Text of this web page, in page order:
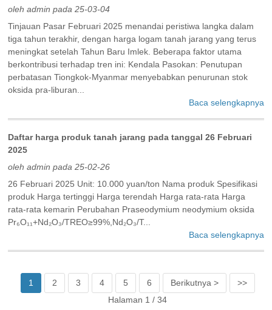
oleh admin pada 25-03-04
Tinjauan Pasar Februari 2025 menandai peristiwa langka dalam
tiga tahun terakhir, dengan harga logam tanah jarang yang terus
meningkat setelah Tahun Baru Imlek. Beberapa faktor utama
berkontribusi terhadap tren ini: Kendala Pasokan: Penutupan
perbatasan Tiongkok-Myanmar menyebabkan penurunan stok
oksida pra-liburan...
Baca selengkapnya
Daftar harga produk tanah jarang pada tanggal 26 Februari
2025
oleh admin pada 25-02-26
26 Februari 2025 Unit: 10.000 yuan/ton Nama produk Spesifikasi
produk Harga tertinggi Harga terendah Harga rata-rata Harga
rata-rata kemarin Perubahan Praseodymium neodymium oksida
Pr₆O₁₁+Nd₂O₃/TREO≥99%,Nd₂O₃/T...
Baca selengkapnya
1 2 3 4 5 6 Berikutnya >
>>
Halaman 1 / 34